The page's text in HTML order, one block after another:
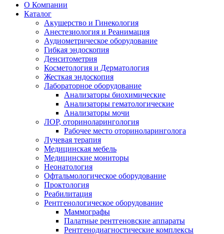
О Компании
Каталог
Акушерство и Гинекология
Анестезиология и Реанимация
Аудиометрическое оборудование
Гибкая эндоскопия
Денситометрия
Косметология и Дерматология
Жесткая эндоскопия
Лабораторное оборудование
Анализаторы биохимические
Анализаторы гематологические
Анализаторы мочи
ЛОР, оториноларингология
Рабочее место оториноларинголога
Лучевая терапия
Медицинская мебель
Медицинские мониторы
Неонатология
Офтальмологическое оборудование
Проктология
Реабилитация
Рентгенологическое оборудование
Маммографы
Палатные рентгеновские аппараты
Рентгенодиагностические комплексы